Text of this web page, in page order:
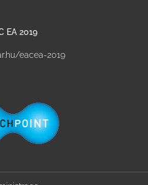
EA 2019
eacea-2019